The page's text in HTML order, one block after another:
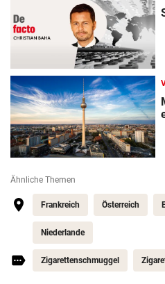
Ähnliche Themen
Frankreich Österreich
Niederlande
Zigarettenschmuggel